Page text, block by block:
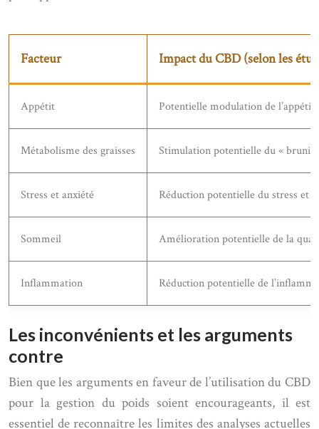
Facteur Impact du CBD (selon les
Appétit Potentielle modulation de l’appétit
Métabolisme des graisses Stimulation potentielle du «
Stress et anxiété Réduction potentielle du stress et
Sommeil Amélioration potentielle de la
Inflammation Réduction potentielle de
Les inconvénients et les arguments
contre
Bien que les arguments en faveur de l’utilisation du CBD
pour la gestion du poids soient encourageants, il est
essentiel de reconnaître les limites des analyses actuelles